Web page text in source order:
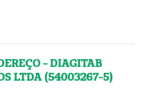
- DIAGITAB
LTDA (54003267-5)